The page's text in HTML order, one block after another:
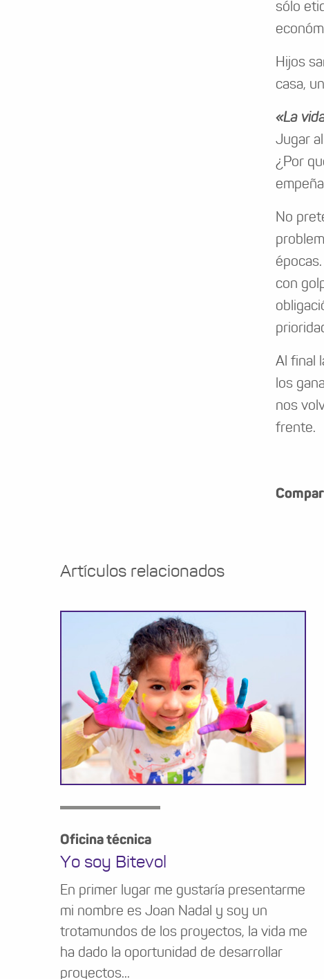
sólo
Hijos
casa,
«La
Jugar
¿Por
No
con
Al final
los
nos
frente.
Artículos relacionados
Oficina técnica
Yo soy Bitevol
En primer lugar me gustaría presentarme
mi nombre es Joan Nadal y soy un
trotamundos de los proyectos, la vida me
ha dado la oportunidad de desarrollar
proyectos...